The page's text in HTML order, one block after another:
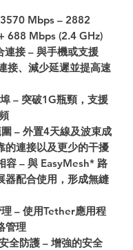
Mbps – 2882
688 Mbps (2.4 GHz)
連接 – 與手機或支援
接、減少延遲並提高速
– 突破1G瓶頸，支援
– 外置4天線及波束成
的連接以及更少的干擾
容 – 與 EasyMesh* 路
器配合使用，形成無縫
– 使用Tether應用程
管理
全防護 – 增強的安全